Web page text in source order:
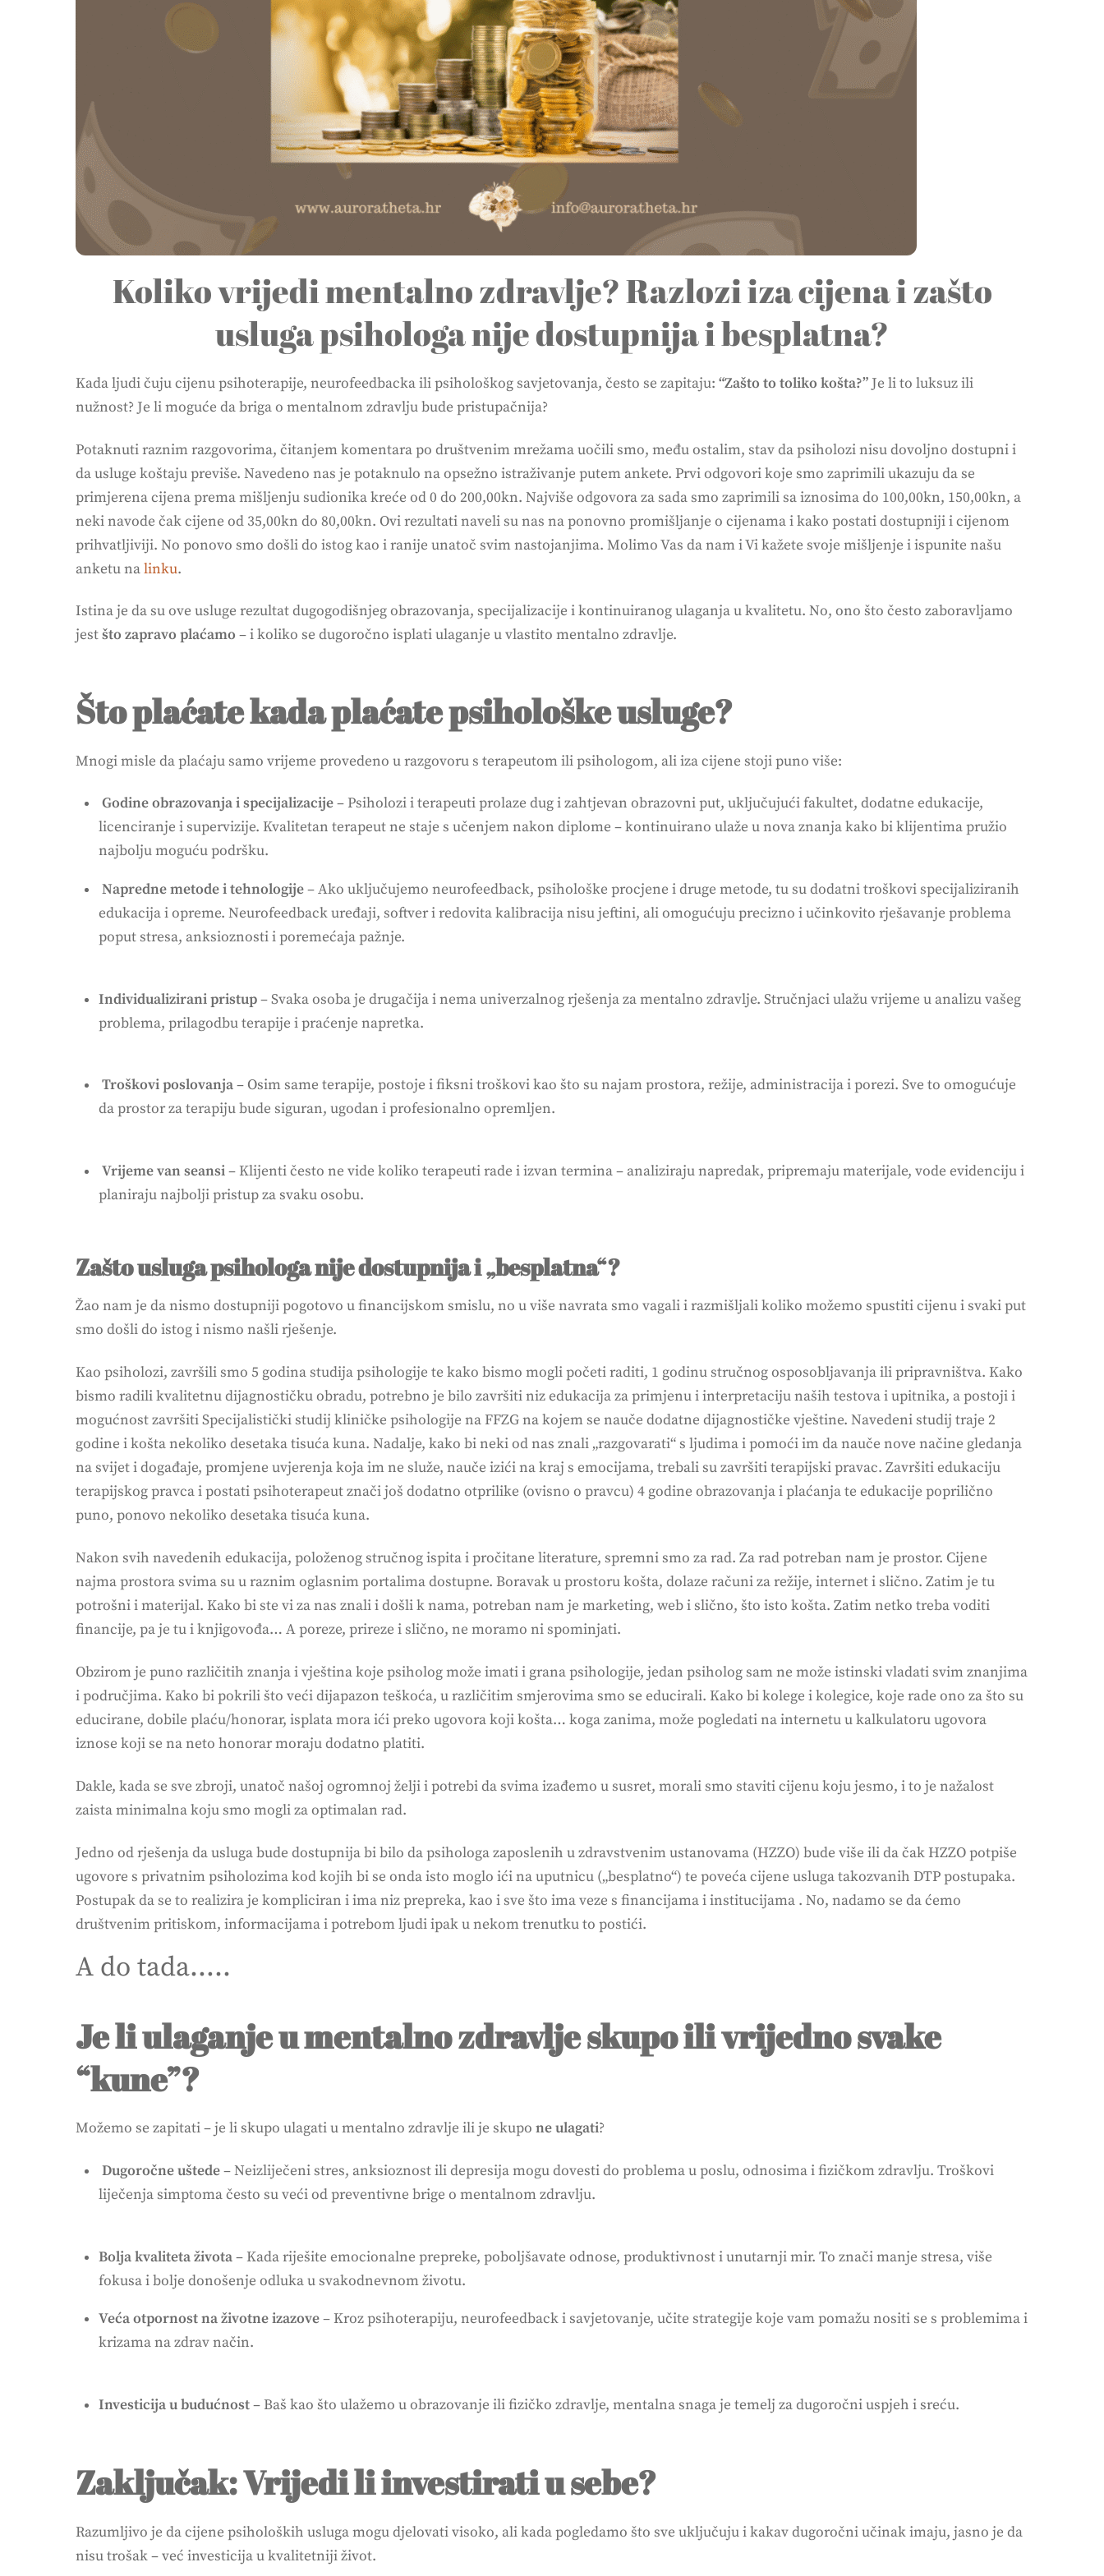
Koliko vrijedi mentalno zdravlje? Razlozi iza cijena i zašto
usluga psihologa nije dostupnija i besplatna?
Kada ljudi čuju cijenu psihoterapije, neurofeedbacka ili psihološkog savjetovanja, često se zapitaju: “Zašto to toliko košta?” Je li to luksuz ili
nužnost? Je li moguće da briga o mentalnom zdravlju bude pristupačnija?
Potaknuti raznim razgovorima, čitanjem komentara po društvenim mrežama uočili smo, među ostalim, stav da psiholozi nisu dovoljno dostupni i
da usluge koštaju previše. Navedeno nas je potaknulo na opsežno istraživanje putem ankete. Prvi odgovori koje smo zaprimili ukazuju da se
primjerena cijena prema mišljenju sudionika kreće od 0 do 200,00kn. Najviše odgovora za sada smo zaprimili sa iznosima do 100,00kn, 150,00kn, a
neki navode čak cijene od 35,00kn do 80,00kn. Ovi rezultati naveli su nas na ponovno promišljanje o cijenama i kako postati dostupniji i cijenom
prihvatljiviji. No ponovo smo došli do istog kao i ranije unatoč svim nastojanjima. Molimo Vas da nam i Vi kažete svoje mišljenje i ispunite našu
anketu nalinku.
Istina je da su ove usluge rezultat dugogodišnjeg obrazovanja, specijalizacije i kontinuiranog ulaganja u kvalitetu. No, ono što često zaboravljamo
jestšto zapravo plaćamo – i koliko se dugoročno isplati ulaganje u vlastito mentalno zdravlje.
Što plaćate kada plaćate psihološke usluge?
Mnogi misle da plaćaju samo vrijeme provedeno u razgovoru s terapeutom ili psihologom, ali iza cijene stoji puno više:
Godine obrazovanja i specijalizacije– Psiholozi i terapeuti prolaze dug i zahtjevan obrazovni put, uključujući fakultet, dodatne edukacije,
licenciranje i supervizije. Kvalitetan terapeut ne staje s učenjem nakon diplome – kontinuirano ulaže u nova znanja kako bi klijentima pružio
najbolju moguću podršku.
Napredne metode i tehnologije– Ako uključujemo neurofeedback, psihološke procjene i druge metode, tu su dodatni troškovi specijaliziranih
edukacija i opreme. Neurofeedback uređaji, softver i redovita kalibracija nisu jeftini, ali omogućuju precizno i učinkovito rješavanje problema
poput stresa, anksioznosti i poremećaja pažnje.
Individualizirani pristup– Svaka osoba je drugačija i nema univerzalnog rješenja za mentalno zdravlje. Stručnjaci ulažu vrijeme u analizu vašeg
problema, prilagodbu terapije i praćenje napretka.
Troškovi poslovanja– Osim same terapije, postoje i fiksni troškovi kao što su najam prostora, režije, administracija i porezi. Sve to omogućuje
da prostor za terapiju bude siguran, ugodan i profesionalno opremljen.
Vrijeme van seansi– Klijenti često ne vide koliko terapeuti rade i izvan termina – analiziraju napredak, pripremaju materijale, vode evidenciju i
planiraju najbolji pristup za svaku osobu.
Zašto usluga psihologa nije dostupnija i „besplatna“?
Žao nam je da nismo dostupniji pogotovo u financijskom smislu, no u više navrata smo vagali i razmišljali koliko možemo spustiti cijenu i svaki put
smo došli do istog i nismo našli rješenje.
Kao psiholozi, završili smo 5 godina studija psihologije te kako bismo mogli početi raditi, 1 godinu stručnog osposobljavanja ili pripravništva. Kako
bismo radili kvalitetnu dijagnostičku obradu, potrebno je bilo završiti niz edukacija za primjenu i interpretaciju naših testova i upitnika, a postoji i
mogućnost završiti Specijalistički studij kliničke psihologije na FFZG na kojem se nauče dodatne dijagnostičke vještine. Navedeni studij traje 2
godine i košta nekoliko desetaka tisuća kuna. Nadalje, kako bi neki od nas znali „razgovarati“ s ljudima i pomoći im da nauče nove načine gledanja
na svijet i događaje, promjene uvjerenja koja im ne služe, nauče izići na kraj s emocijama, trebali su završiti terapijski pravac. Završiti edukaciju
terapijskog pravca i postati psihoterapeut znači još dodatno otprilike (ovisno o pravcu) 4 godine obrazovanja i plaćanja te edukacije poprilično
puno, ponovo nekoliko desetaka tisuća kuna.
Nakon svih navedenih edukacija, položenog stručnog ispita i pročitane literature, spremni smo za rad. Za rad potreban nam je prostor. Cijene
najma prostora svima su u raznim oglasnim portalima dostupne. Boravak u prostoru košta, dolaze računi za režije, internet i slično. Zatim je tu
potrošni i materijal. Kako bi ste vi za nas znali i došli k nama, potreban nam je marketing, web i slično, što isto košta. Zatim netko treba voditi
financije, pa je tu i knjigovođa… A poreze, prireze i slično, ne moramo ni spominjati.
Obzirom je puno različitih znanja i vještina koje psiholog može imati i grana psihologije, jedan psiholog sam ne može istinski vladati svim znanjima
i područjima. Kako bi pokrili što veći dijapazon teškoća, u različitim smjerovima smo se educirali. Kako bi kolege i kolegice, koje rade ono za što su
educirane, dobile plaću/honorar, isplata mora ići preko ugovora koji košta… koga zanima, može pogledati na internetu u kalkulatoru ugovora
iznose koji se na neto honorar moraju dodatno platiti.
Dakle, kada se sve zbroji, unatoč našoj ogromnoj želji i potrebi da svima izađemo u susret, morali smo staviti cijenu koju jesmo, i to je nažalost
zaista minimalna koju smo mogli za optimalan rad.
Jedno od rješenja da usluga bude dostupnija bi bilo da psihologa zaposlenih u zdravstvenim ustanovama (HZZO) bude više ili da čak HZZO potpiše
ugovore s privatnim psiholozima kod kojih bi se onda isto moglo ići na uputnicu („besplatno“) te poveća cijene usluga takozvanih DTP postupaka.
Postupak da se to realizira je kompliciran i ima niz prepreka, kao i sve što ima veze s financijama i institucijama . No, nadamo se da ćemo
društvenim pritiskom, informacijama i potrebom ljudi ipak u nekom trenutku to postići.
A do tada…..
Je li ulaganje u mentalno zdravlje skupo ili vrijedno svake
“kune”?
Možemo se zapitati – je li skupo ulagati u mentalno zdravlje ili je skupo ne ulagati?
Dugoročne uštede– Neizliječeni stres, anksioznost ili depresija mogu dovesti do problema u poslu, odnosima i fizičkom zdravlju. Troškovi
liječenja simptoma često su veći od preventivne brige o mentalnom zdravlju.
Bolja kvaliteta života– Kada riješite emocionalne prepreke, poboljšavate odnose, produktivnost i unutarnji mir. To znači manje stresa, više
fokusa i bolje donošenje odluka u svakodnevnom životu.
Veća otpornost na životne izazove– Kroz psihoterapiju, neurofeedback i savjetovanje, učite strategije koje vam pomažu nositi se s problemima i
krizama na zdrav način.
Investicija u budućnost– Baš kao što ulažemo u obrazovanje ili fizičko zdravlje, mentalna snaga je temelj za dugoročni uspjeh i sreću.
Zaključak: Vrijedi li investirati u sebe?
Razumljivo je da cijene psiholoških usluga mogu djelovati visoko, ali kada pogledamo što sve uključuju i kakav dugoročni učinak imaju, jasno je da
nisu trošak – već investicija u kvalitetniji život.